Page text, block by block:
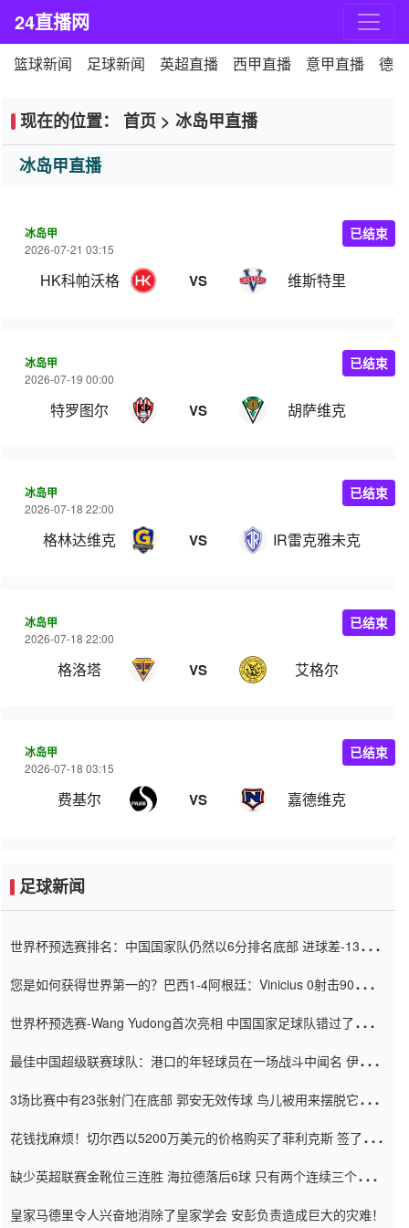
24直播网
篮球新闻 足球新闻 英超直播 西甲直播 意甲直播 德
现在的位置： 首页 > 冰岛甲直播
冰岛甲直播
冰岛甲
2026-07-21 03:15
HK科帕沃格 VS 维斯特里
已结束
冰岛甲
2026-07-19 00:00
特罗图尔 VS 胡萨维克
已结束
冰岛甲
2026-07-18 22:00
格林达维克 VS IR雷克雅未克
已结束
冰岛甲
2026-07-18 22:00
格洛塔 VS 艾格尔
已结束
冰岛甲
2026-07-18 03:15
费基尔 VS 嘉德维克
已结束
足球新闻
世界杯预选赛排名：中国国家队仍然以6分排名底部 进球差-13令人
您是如何获得世界第一的？巴西1-4阿根廷：Vinicius 0射击90分钟
世界杯预选赛-Wang Yudong首次亮相 中国国家足球队错过了世界
最佳中国超级联赛球队：港口的年轻球员在一场战斗中闻名 伊万放
3场比赛中有23张射门在底部 郭安无效传球 鸟儿被用来摆脱它
花钱找麻烦！切尔西以5200万美元的价格购买了菲利克斯 签了7年
缺少英超联赛金靴位三连胜 海拉德落后6球 只有两个连续三个连续
皇家马德里令人兴奋地消除了皇家学会 安彭负责造成巨大的灾难！